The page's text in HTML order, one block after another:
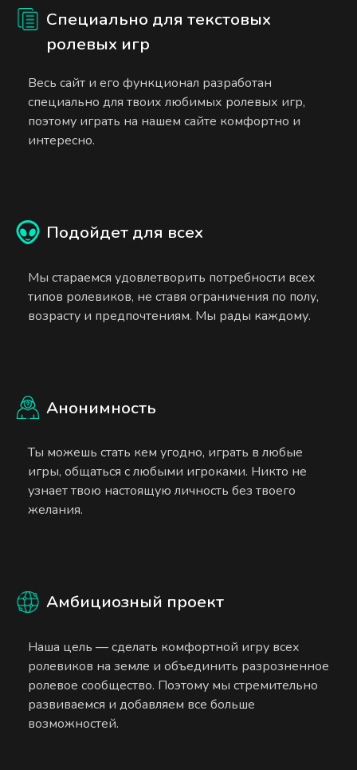
Специально для текстовых
ролевых игр
Весь сайт и его функционал разработан
специально для твоих любимых ролевых игр,
поэтому играть на нашем сайте комфортно и
интересно.
Подойдет для всех
Мы стараемся удовлетворить потребности всех
типов ролевиков, не ставя ограничения по полу,
возрасту и предпочтениям. Мы рады каждому.
Анонимность
Ты можешь стать кем угодно, играть в любые
игры, общаться с любыми игроками. Никто не
узнает твою настоящую личность без твоего
желания.
Амбициозный проект
Наша цель — сделать комфортной игру всех
ролевиков на земле и объединить разрозненное
ролевое сообщество. Поэтому мы стремительно
развиваемся и добавляем все больше
возможностей.